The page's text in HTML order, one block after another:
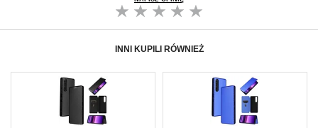
INNI KUPILI RÓWNIEŻ